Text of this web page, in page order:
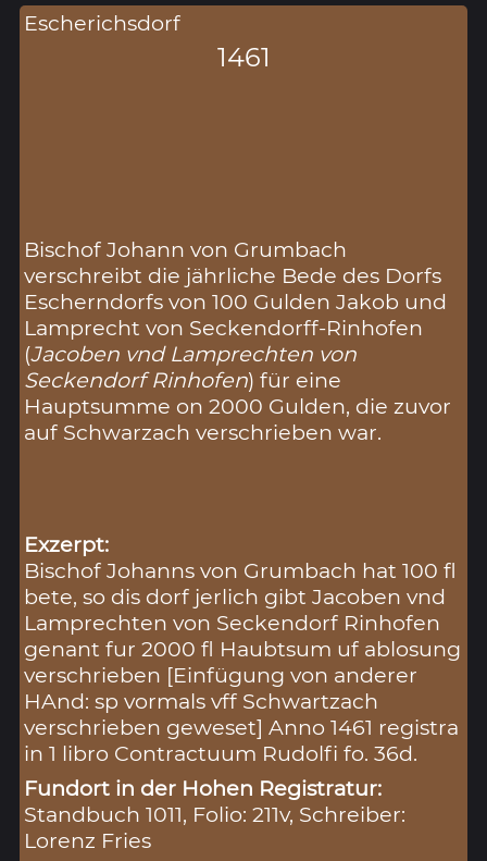
Escherichsdorf
1461
Bischof Johann von Grumbach
verschreibt die jährliche Bede des Dorfs
Escherndorfs von 100 Gulden Jakob und
Lamprecht von Seckendorff-Rinhofen
(Jacoben vnd Lamprechten von
Seckendorf Rinhofen) für eine
Hauptsumme on 2000 Gulden, die zuvor
auf Schwarzach verschrieben war.
Exzerpt:
Bischof Johanns von Grumbach hat 100 fl
bete, so dis dorf jerlich gibt Jacoben vnd
Lamprechten von Seckendorf Rinhofen
genant fur 2000 fl Haubtsum uf ablosung
verschrieben [Einfügung von anderer
HAnd: sp vormals vff Schwartzach
verschrieben geweset] Anno 1461 registra
in 1 libro Contractuum Rudolfi fo. 36d.
Fundort in der Hohen Registratur:
Standbuch 1011, Folio: 211v, Schreiber:
Lorenz Fries